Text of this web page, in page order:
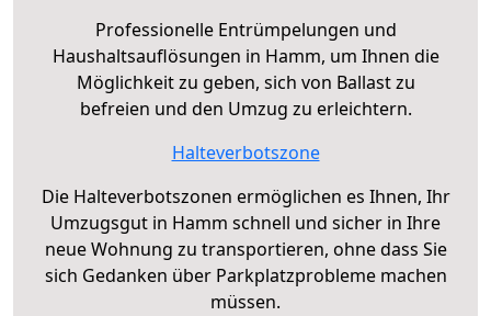
Professionelle Entrümpelungen und
Haushaltsauflösungen in Hamm, um Ihnen die
Möglichkeit zu geben, sich von Ballast zu
befreien und den Umzug zu erleichtern.
Halteverbotszone
Die Halteverbotszonen ermöglichen es Ihnen, Ihr
Umzugsgut in Hamm schnell und sicher in Ihre
neue Wohnung zu transportieren, ohne dass Sie
sich Gedanken über Parkplatzprobleme machen
müssen.